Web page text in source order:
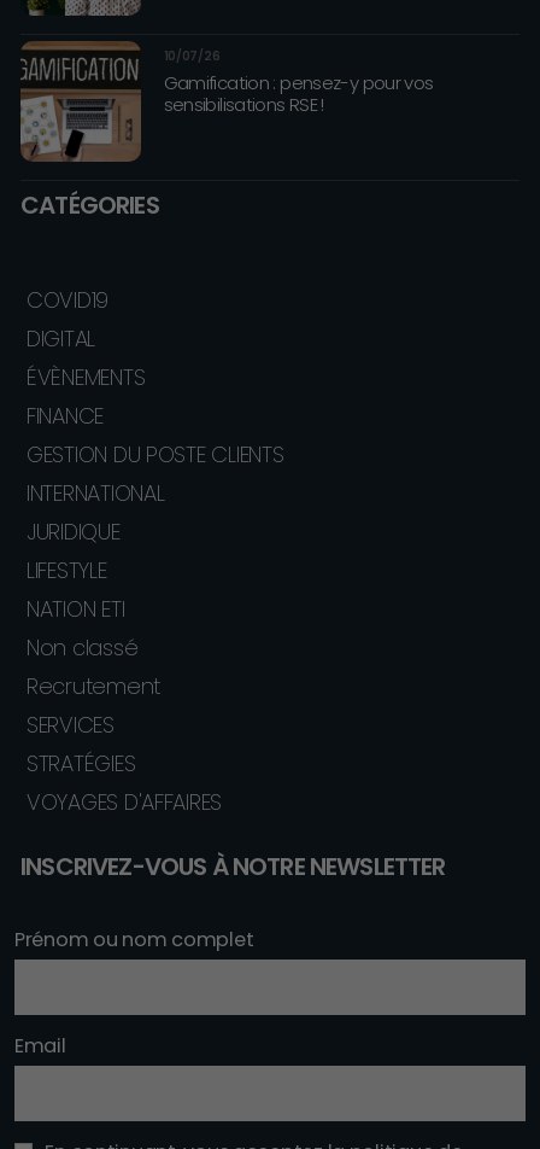
10/07/26
Gamification : pensez-y pour vos
sensibilisations RSE !
CATÉGORIES
COVID19
DIGITAL
ÉVÈNEMENTS
FINANCE
GESTION DU POSTE CLIENTS
INTERNATIONAL
JURIDIQUE
LIFESTYLE
NATION ETI
Non classé
Recrutement
SERVICES
STRATÉGIES
VOYAGES D'AFFAIRES
INSCRIVEZ-VOUS À NOTRE NEWSLETTER
Prénom ou nom complet
Email